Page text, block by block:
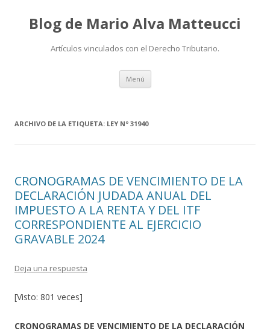
Blog de Mario Alva Matteucci
Artículos vinculados con el Derecho Tributario.
Menú Ir
contenido
ARCHIVO DE LA ETIQUETA: LEY Nº 31940
CRONOGRAMAS DE VENCIMIENTO DE LA
DECLARACIÓN JUDADA ANUAL DEL
IMPUESTO A LA RENTA Y DEL ITF
CORRESPONDIENTE AL EJERCICIO
GRAVABLE 2024
Deja una respuesta
[Visto: 801 veces]
CRONOGRAMAS DE VENCIMIENTO DE LA DECLARACIÓN